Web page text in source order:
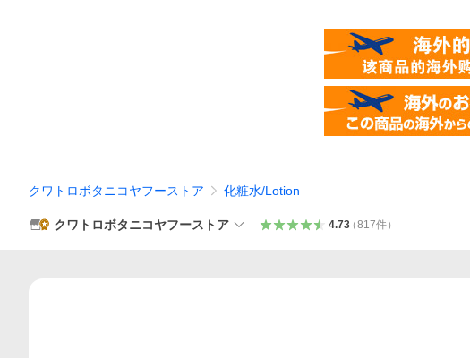
クワトロボタニコヤフーストア 化粧水/Lotion
クワトロボタニコヤフーストア 4.73（817件）